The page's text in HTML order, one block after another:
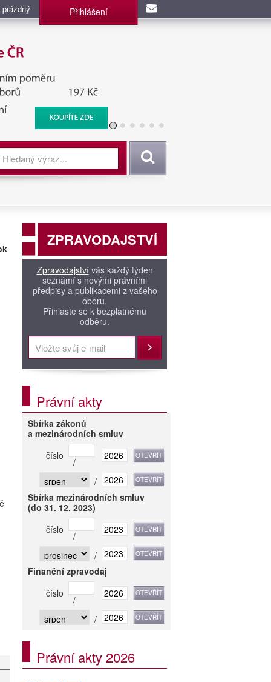
Přihlášení
BIS, Zpravodajské
Vyhledat
ZPRAVODAJSTVÍ
Zpravodajstvívás každý týden
seznámí s novými právními
předpisy a publikacemi z vašeho
oboru.
Přihlaste se k bezplatnému
odběru.
Přihlásit
Právní akty
Sbírka zákonů
a mezinárodních smluv
číslo
/
/
Sbírka mezinárodních smluv
(do 31. 12. 2023)
číslo
/
/
Finanční zpravodaj
číslo
/
/
Právní akty 2026